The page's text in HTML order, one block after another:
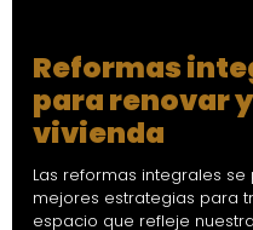
Reformas
para renovar
vivienda
Las reformas integrales
mejores estrategias para
espacio que refleje